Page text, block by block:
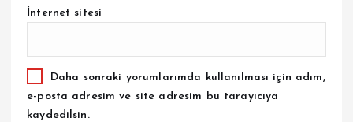
İnternet sitesi
Daha sonraki yorumlarımda kullanılması için adım,
e-posta adresim ve site adresim bu tarayıcıya
kaydedilsin.